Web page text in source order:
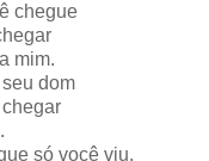
chegue
mim.
dom
só você viu.